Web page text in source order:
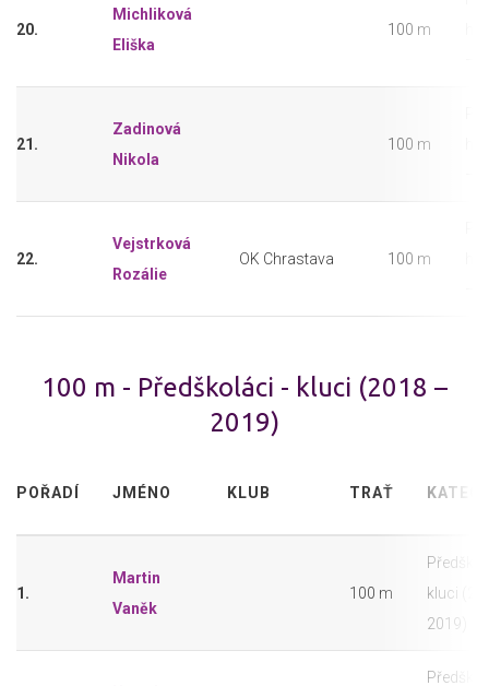
20.
Michliková
Eliška
100 m
21.
Zadinová
Nikola
100 m
22.
Vejstrková
Rozálie
OK Chrastava 100 m
100 m - Předškoláci - kluci (2018 –
2019)
POŘADÍ JMÉNO KLUB TRAŤ
1.
Martin
Vaněk
100 m
kluci
2019)